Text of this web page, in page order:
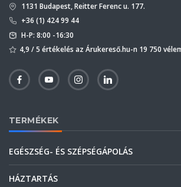
1131 Budapest, Reitter Ferenc u. 177.
+36 (1) 424 99 44
H-P: 8:00 -16:30
4,9 / 5 értékelés az Árukereső.hu-n 19 750
TERMÉKEK
EGÉSZSÉG- ÉS SZÉPSÉGÁPOLÁS
HÁZTARTÁS